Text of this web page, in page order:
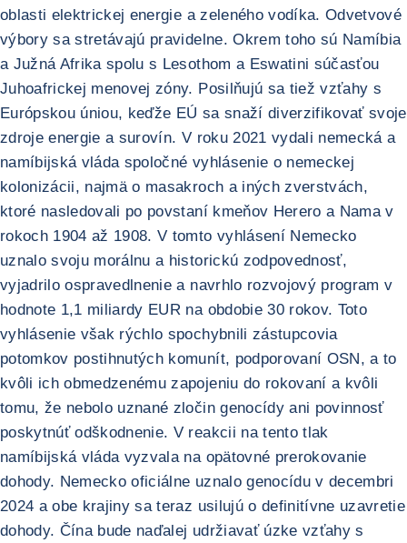
oblasti elektrickej energie a zeleného vodíka. Odvetvové
výbory sa stretávajú pravidelne. Okrem toho sú Namíbia
a Južná Afrika spolu s Lesothom a Eswatini súčasťou
Juhoafrickej menovej zóny. Posilňujú sa tiež vzťahy s
Európskou úniou, keďže EÚ sa snaží diverzifikovať svoje
zdroje energie a surovín. V roku 2021 vydali nemecká a
namíbijská vláda spoločné vyhlásenie o nemeckej
kolonizácii, najmä o masakroch a iných zverstvách,
ktoré nasledovali po povstaní kmeňov Herero a Nama v
rokoch 1904 až 1908. V tomto vyhlásení Nemecko
uznalo svoju morálnu a historickú zodpovednosť,
vyjadrilo ospravedlnenie a navrhlo rozvojový program v
hodnote 1,1 miliardy EUR na obdobie 30 rokov. Toto
vyhlásenie však rýchlo spochybnili zástupcovia
potomkov postihnutých komunít, podporovaní OSN, a to
kvôli ich obmedzenému zapojeniu do rokovaní a kvôli
tomu, že nebolo uznané zločin genocídy ani povinnosť
poskytnúť odškodnenie. V reakcii na tento tlak
namíbijská vláda vyzvala na opätovné prerokovanie
dohody. Nemecko oficiálne uznalo genocídu v decembri
2024 a obe krajiny sa teraz usilujú o definitívne uzavretie
dohody. Čína bude naďalej udržiavať úzke vzťahy s